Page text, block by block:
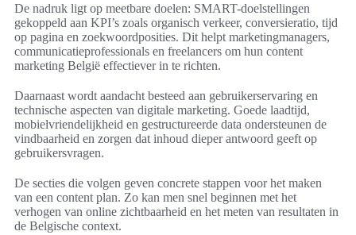
De nadruk ligt op meetbare doelen: SMART-doelstellingen
gekoppeld aan KPI’s zoals organisch verkeer, conversieratio, tijd
op pagina en zoekwoordposities. Dit helpt marketingmanagers,
communicatieprofessionals en freelancers om hun content
marketing België effectiever in te richten.
Daarnaast wordt aandacht besteed aan gebruikerservaring en
technische aspecten van digitale marketing. Goede laadtijd,
mobielvriendelijkheid en gestructureerde data ondersteunen de
vindbaarheid en zorgen dat inhoud dieper antwoord geeft op
gebruikersvragen.
De secties die volgen geven concrete stappen voor het maken
van een content plan. Zo kan men snel beginnen met het
verhogen van online zichtbaarheid en het meten van resultaten in
de Belgische context.